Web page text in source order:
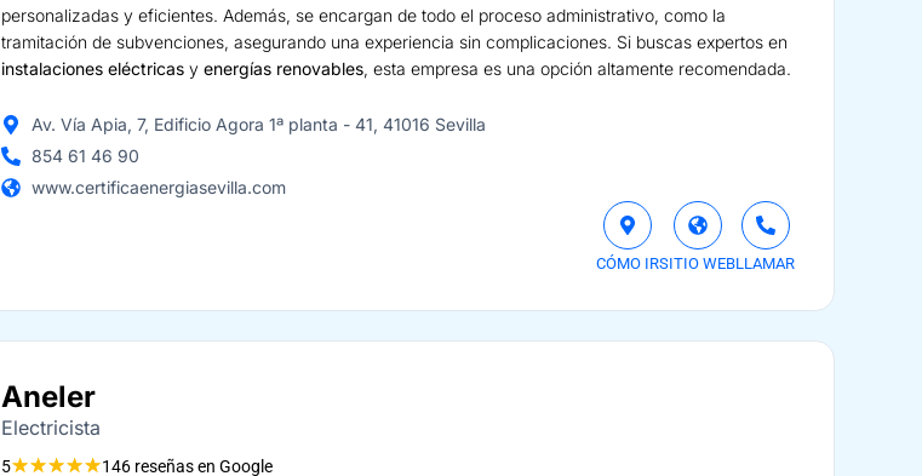
personalizadas y eficientes. Además, se encargan de todo el proceso administrativo, como la
tramitación de subvenciones, asegurando una experiencia sin complicaciones. Si buscas expertos en
instalaciones eléctricas yenergías renovables, esta empresa es una opción altamente recomendada.
Av. Vía Apia, 7, Edificio Agora 1ª planta - 41, 41016 Sevilla
854 61 46 90
www.certificaenergiasevilla.com
CÓMO IRSITIO WEBLLAMAR
Aneler
Electricista
5★★★★★146 reseñas en Google